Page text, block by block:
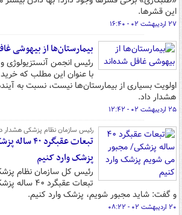
این قشرها.
۲۷ اردیبهشت ۰۲ - ۱۶:۴۰
بیمارستان‌ها از بیهوشی
رئیس انجمن آنستزیولوژی و
با عنوان این مطلب که
اولویت بسیاری از بیمارستان‌ها نیست، نسبت به
هشدار داد.
۲۵ اردیبهشت ۰۲ - ۱۲:۴۲
رئیس سازمان نظام پزشکی هشدار
تبعات
پزشک وارد کنیم
رئیس کل سازمان نظام
تبعات
و گفت: شاید مجبور شویم، پزشک وارد کنیم.
۲۰ اردیبهشت ۰۲ - ۰۸:۲۲